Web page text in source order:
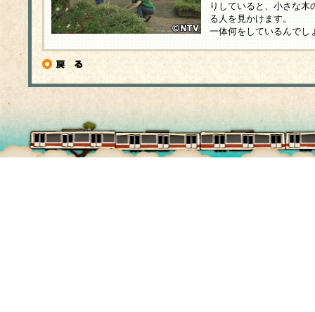
りしていると、小さな木
る人を見かけます。
一体何をしているんで